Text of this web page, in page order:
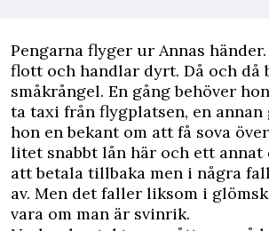
Pengarna flyger ur Annas
flott och handlar dyrt. Då och då
småkrångel. En gång behöver
ta taxi från flygplatsen, en annan
hon en bekant om att få sova
litet snabbt lån här och ett annat
att betala tillbaka men i några
av. Men det faller liksom i
vara om man är svinrik.